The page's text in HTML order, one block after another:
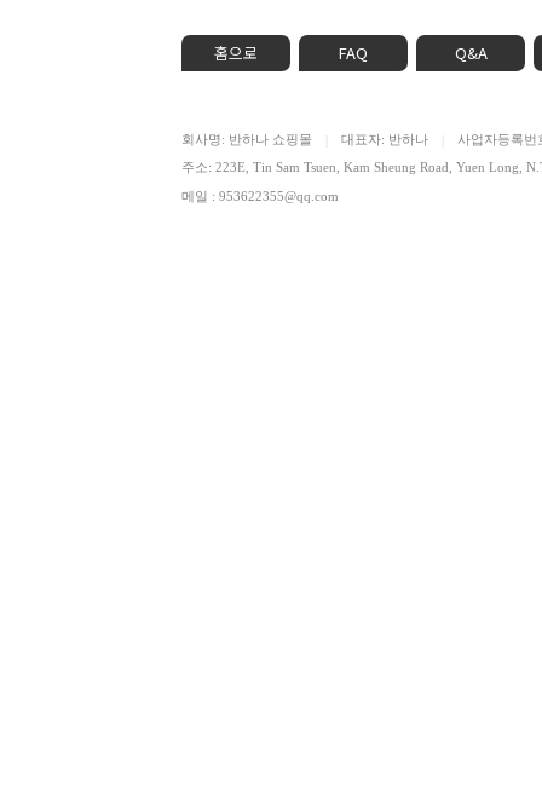
홈으로 FAQ Q&A
회사명: 반하나 쇼핑몰 대표자: 반하나
사업자등록
주소: 223E, Tin Sam Tsuen, Kam Sheung Road, Yuen Long,
메일 : 953622355@qq.com